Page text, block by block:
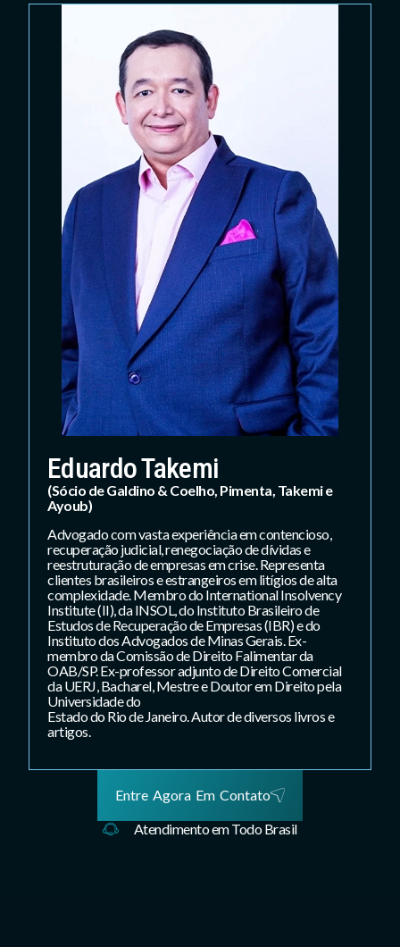
Eduardo Takemi
(Sócio de Galdino & Coelho, Pimenta, Takemi e
Ayoub)
Advogado com vasta experiência em contencioso,
recuperação judicial, renegociação de dívidas e
reestruturação de empresas em crise. Representa
clientes brasileiros e estrangeiros em litígios de alta
complexidade. Membro do International Insolvency
Institute (II), da INSOL, do Instituto Brasileiro de
Estudos de Recuperação de Empresas (IBR) e do
Instituto dos Advogados de Minas Gerais. Ex-
membro da Comissão de Direito Falimentar da
OAB/SP. Ex-professor adjunto de Direito Comercial
da UERJ, Bacharel, Mestre e Doutor em Direito pela
Universidade do
Estado do Rio de Janeiro. Autor de diversos livros e
artigos.
Entre Agora Em Contato
Atendimento em Todo Brasil